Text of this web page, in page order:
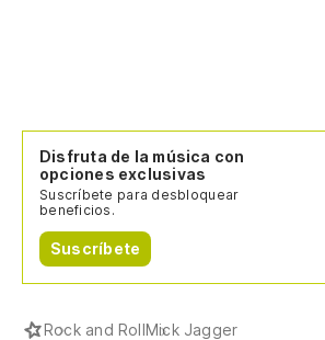
Disfruta de la música con
opciones exclusivas
Suscríbete para desbloquear
beneficios.
Suscríbete
Rock and RollMick Jagger